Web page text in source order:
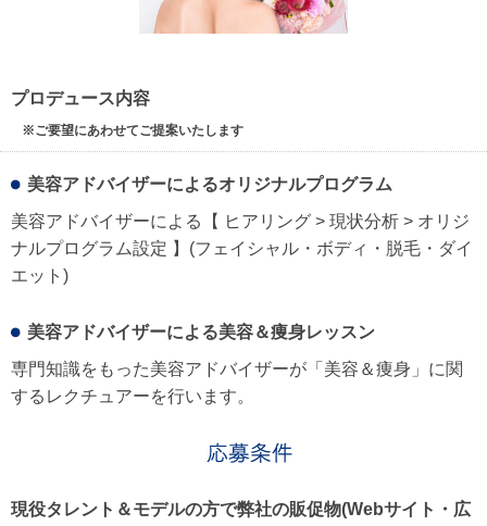
プロデュース内容
※ご要望にあわせてご提案いたします
美容アドバイザーによるオリジナルプログラム
美容アドバイザーによる【 ヒアリング > 現状分析 > オリジ
ナルプログラム設定 】(フェイシャル・ボディ・脱毛・ダイ
エット)
美容アドバイザーによる美容＆痩身レッスン
専門知識をもった美容アドバイザーが「美容＆痩身」に関
するレクチュアーを行います。
現役タレント＆モデルの方で弊社の販促物(Webサイト・広